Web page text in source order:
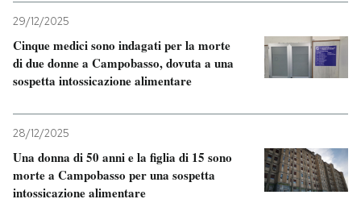
SHOP
CALENDARIO
AREA PERSONALE
Entra
29/12/2025
Cinque medici sono indagati per la morte
di due donne a Campobasso, dovuta a una
sospetta intossicazione alimentare
28/12/2025
Una donna di 50 anni e la figlia di 15 sono
morte a Campobasso per una sospetta
intossicazione alimentare